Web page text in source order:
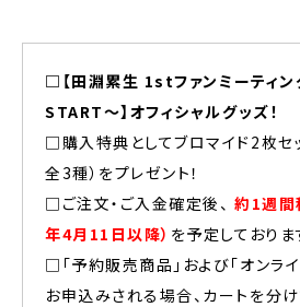
□【田淵累生 1stファンミーティ
START〜】オフィシャルグッズ！
□購入特典としてブロマイド2枚セ
全3種）をプレゼント！
□ご注文・ご入金確定後、 約1週間
年4月11日以降） を予定しておりま
□「予約販売商品」および「オンラ
お申込みされる場合、カートを分